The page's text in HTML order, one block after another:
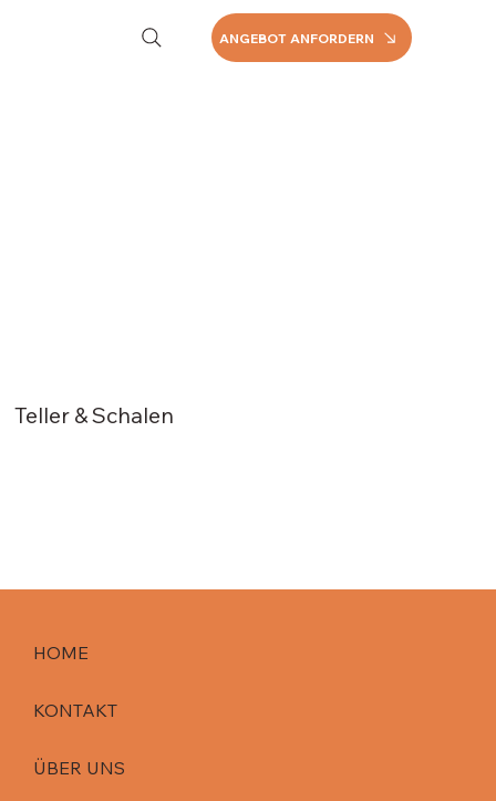
ANGEBOT ANFORDERN
Teller & Schalen
HOME
KONTAKT
ÜBER UNS